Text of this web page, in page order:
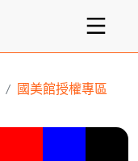
國美館授權專區